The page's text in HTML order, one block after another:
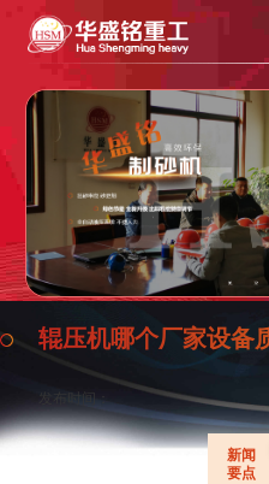
辊压机哪个厂家设备
发布时间：
新闻
要点